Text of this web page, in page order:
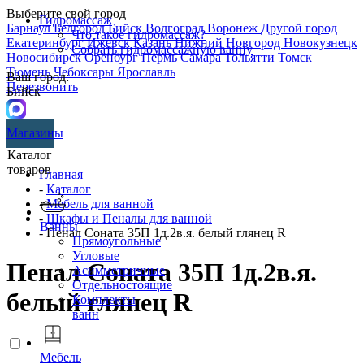
Выберите свой город
БарнаулБелгородБийск ВолгоградВоронеж Другой город
ЕкатеринбургИжевскКазаньНижний Новгород Новокузнецк
НовосибирскОренбургПермьСамараТольятти Томск
ТюменьЧебоксары Ярославль
Перезвонить
Гидромассаж
Что такое гидромассаж?
Собрать гидромассажную ванну
Ваш город:
Бийск
Магазины
Каталог
товаров
Ванны
Прямоугольные
Угловые
Асимметричные
Отдельностоящие
Комплекты
ванн
Мебель
Главная
- Каталог
-Мебель для ванной
- Шкафы и Пеналы для ванной
- Пенал Соната 35П 1д.2в.я. белый глянец R
Пенал Соната 35П 1д.2в.я.
белый глянец R